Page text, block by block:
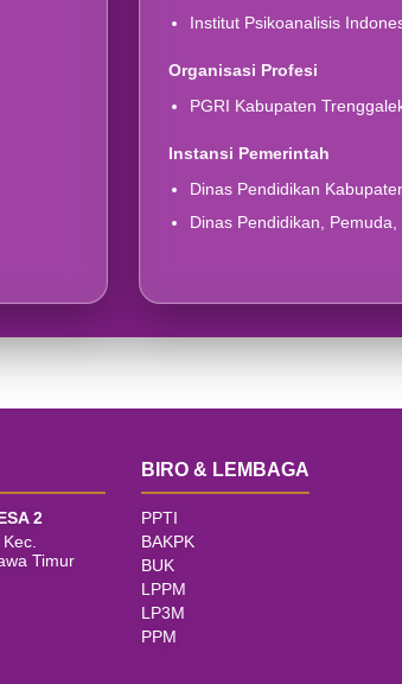
Institut Psikoanalisis
Organisasi Profesi
PGRI Kabupaten
Instansi Pemerintah
Dinas Pendidikan
Dinas Pendidikan,
2
Timur
BIRO & LEMBAGA
PPTI
BAKPK
BUK
LPPM
LP3M
PPM